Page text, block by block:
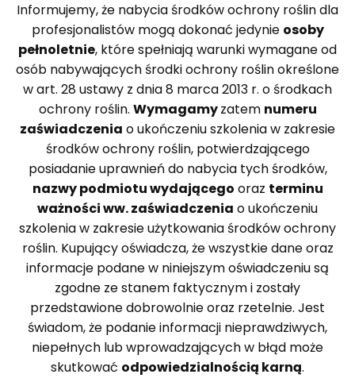
Informujemy, że nabycia środków ochrony roślin dla
profesjonalistów mogą dokonać jedynie osoby
pełnoletnie, które spełniają warunki wymagane od
osób nabywających środki ochrony roślin określone
w art. 28 ustawy z dnia 8 marca 2013 r. o środkach
ochrony roślin. Wymagamyzatem numeru
zaświadczenia o ukończeniu szkolenia w zakresie
środków ochrony roślin, potwierdzającego
posiadanie uprawnień do nabycia tych środków,
nazwy podmiotu wydającego oraz terminu
ważności ww. zaświadczenia o ukończeniu
szkolenia w zakresie użytkowania środków ochrony
roślin. Kupujący oświadcza, że wszystkie dane oraz
informacje podane w niniejszym oświadczeniu są
zgodne ze stanem faktycznym i zostały
przedstawione dobrowolnie oraz rzetelnie. Jest
świadom, że podanie informacji nieprawdziwych,
niepełnych lub wprowadzających w błąd może
skutkować odpowiedzialnością karną.